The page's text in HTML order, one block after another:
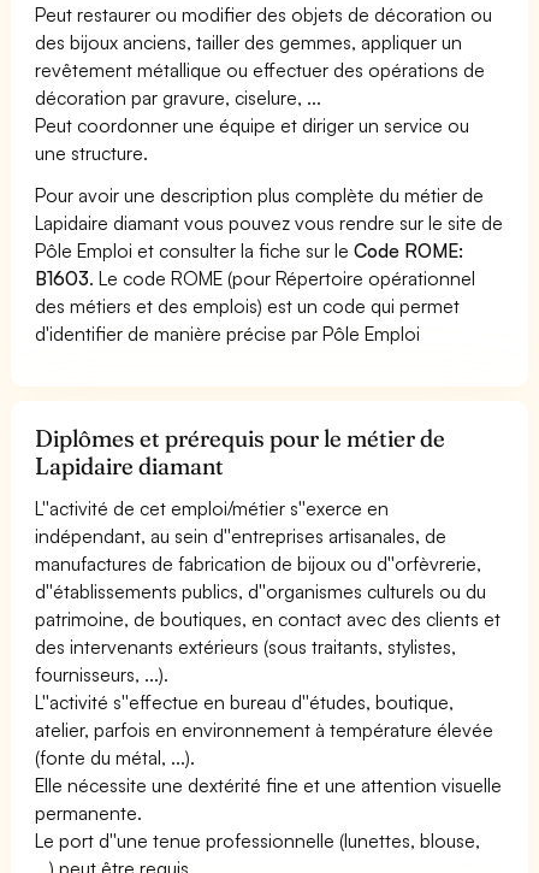
Peut restaurer ou modifier des objets de décoration ou
des bijoux anciens, tailler des gemmes, appliquer un
revêtement métallique ou effectuer des opérations de
décoration par gravure, ciselure, ...
Peut coordonner une équipe et diriger un service ou
une structure.
Pour avoir une description plus complète du métier de
Lapidaire diamant vous pouvez vous rendre sur le site de
Pôle Emploi et consulter la fiche sur leCode ROME:
B1603. Le code ROME (pour Répertoire opérationnel
des métiers et des emplois) est un code qui permet
d'identifier de manière précise par Pôle Emploi
Diplômes et prérequis pour le métier de
Lapidaire diamant
L''activité de cet emploi/métier s''exerce en
indépendant, au sein d''entreprises artisanales, de
manufactures de fabrication de bijoux ou d''orfèvrerie,
d''établissements publics, d''organismes culturels ou du
patrimoine, de boutiques, en contact avec des clients et
des intervenants extérieurs (sous traitants, stylistes,
fournisseurs, ...).
L''activité s''effectue en bureau d''études, boutique,
atelier, parfois en environnement à température élevée
(fonte du métal, ...).
Elle nécessite une dextérité fine et une attention visuelle
permanente.
Le port d''une tenue professionnelle (lunettes, blouse,
...) peut être requis.